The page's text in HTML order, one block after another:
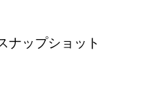
ナップショット